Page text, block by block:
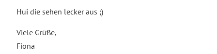
Hui die sehen lecker aus ;)
Viele Grüße,
Fiona